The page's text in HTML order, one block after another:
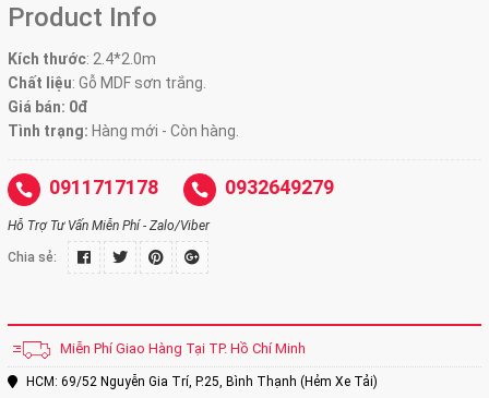
Product Info
Kích thước: 2.4*2.0m
Chất liệu: Gỗ MDF sơn trắng.
Giá bán: 0đ
Tình trạng: Hàng mới - Còn hàng.
0911717178 0932649279
Hỗ Trợ Tư Vấn Miễn Phí - Zalo/Viber
Chia sẻ:
Miễn Phí Giao Hàng Tại TP. Hồ Chí Minh
HCM: 69/52 Nguyễn Gia Trí, P.25, Bình Thạnh (Hẻm Xe Tải)